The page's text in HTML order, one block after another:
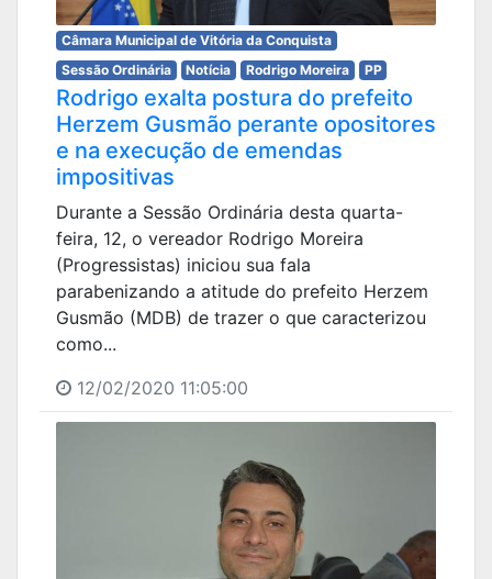
Câmara Municipal de Vitória da Conquista
Sessão Ordinária
Notícia Rodrigo Moreira PP
Rodrigo exalta postura do prefeito
Herzem Gusmão perante opositores
e na execução de emendas
impositivas
Durante a Sessão Ordinária desta quarta-
feira, 12, o vereador Rodrigo Moreira
(Progressistas) iniciou sua fala
parabenizando a atitude do prefeito Herzem
Gusmão (MDB) de trazer o que caracterizou
como...
12/02/2020 11:05:00